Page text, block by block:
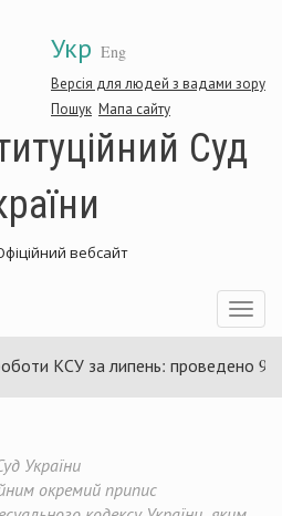
Укр Eng
Версія для людей з вадами зору
Пошук Мапа сайту
Суд
вебсайт
Toggle
КСУ за липень: проведено 94
України
окремий припис